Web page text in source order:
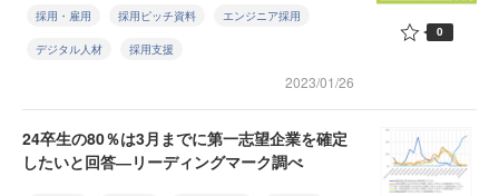
採用・雇用 採用ピッチ資料 エンジニア採用
デジタル人材 採用支援
2023/01/26
0
24卒生の80％は3月までに第一志望企業を確定
したいと回答―リーディングマーク調べ